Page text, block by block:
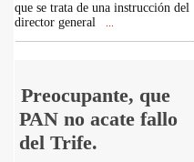
que se trata de una instrucción del
director general
Preocupante, que
PAN no acate fallo
del Trife.